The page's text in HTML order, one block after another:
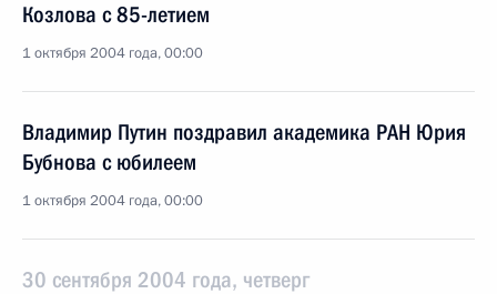
Козлова с 85-летием
1 октября 2004 года, 00:00
Владимир Путин поздравил академика РАН Юрия
Бубнова с юбилеем
1 октября 2004 года, 00:00
30 сентября 2004 года, четверг